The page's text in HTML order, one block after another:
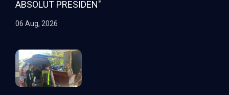
ABSOLUT PRESIDEN"
06 Aug, 2026